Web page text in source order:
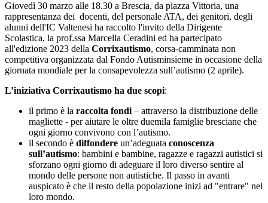
Giovedì 30 marzo alle 18.30 a Brescia, da piazza Vittoria, una
rappresentanza dei docenti, del personale ATA, dei genitori, degli
alunni dell'IC Valtenesi ha raccolto l'invito della Dirigente
Scolastica, la prof.ssa Marcella Ceradini ed ha partecipato
all'edizione 2023 della Corrixautismo, corsa-camminata non
competitiva organizzata dal Fondo Autisminsieme in occasione della
giornata mondiale per la consapevolezza sull’autismo (2 aprile).
L’iniziativa Corrixautismo ha due scopi:
il primo è la raccolta fondi – attraverso la distribuzione delle
magliette - per aiutare le oltre duemila famiglie bresciane che
ogni giorno convivono con l’autismo.
il secondo è diffondere un’adeguata conoscenza
sull’autismo: bambini e bambine, ragazze e ragazzi autistici si
sforzano ogni giorno di adeguare il loro diverso sentire al
mondo delle persone non autistiche. Il passo in avanti
auspicato è che il resto della popolazione inizi ad "entrare" nel
loro mondo.